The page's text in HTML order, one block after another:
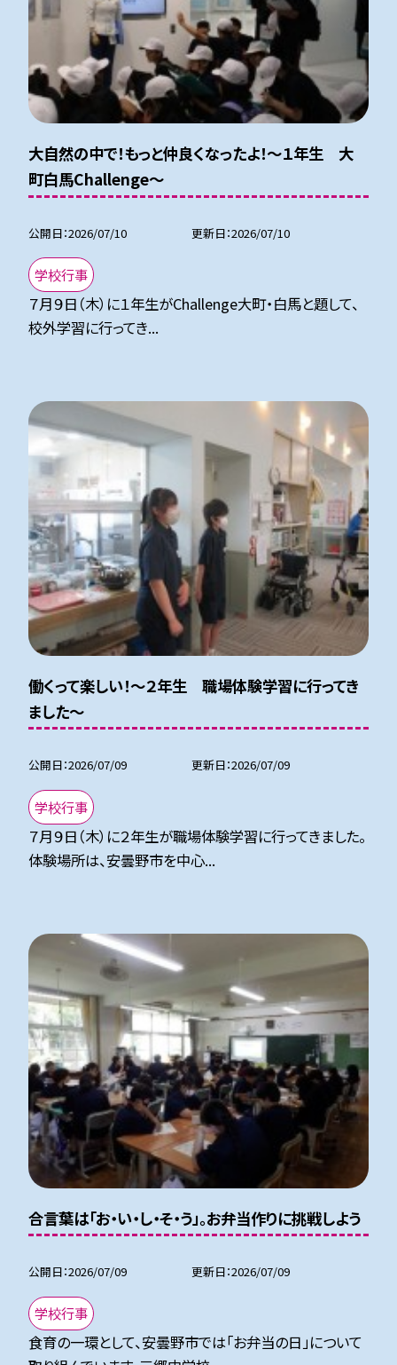
大自然の中で！もっと仲良くなったよ！～１年生 大
町白馬Challenge～
公開日 2026/07/10 更新日 2026/07/10
学校行事
７月９日（木）に１年生がChallenge大町・白馬と題して、
校外学習に行ってき...
働くって楽しい！～２年生 職場体験学習に行ってき
ました～
公開日 2026/07/09 更新日 2026/07/09
学校行事
７月９日（木）に２年生が職場体験学習に行ってきました。
体験場所は、安曇野市を中心...
合言葉は「お・い・し・そ・う」。お弁当作りに挑戦しよう
公開日 2026/07/09 更新日 2026/07/09
学校行事
食育の一環として、安曇野市では「お弁当の日」について